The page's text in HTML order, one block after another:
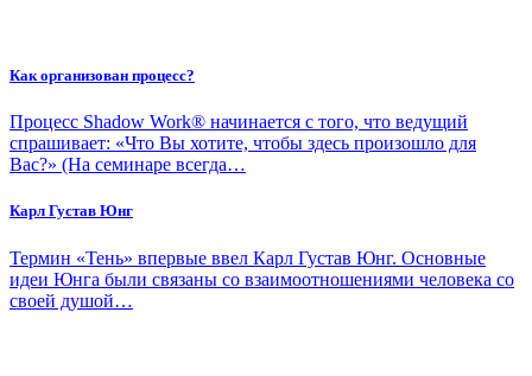
Как организован процесс?
Процесс Shadow Work® начинается с того, что ведущий
спрашивает: «Что Вы хотите, чтобы здесь произошло для
Вас?» (На семинаре всегда…
Карл Густав Юнг
Термин «Тень» впервые ввел Карл Густав Юнг. Основные
идеи Юнга были связаны со взаимоотношениями человека со
своей душой…